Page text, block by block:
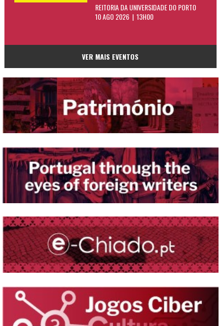
REITORIA DA UNIVERSIDADE DO PORTO
10 AGO 2026 | 13H00
VER MAIS EVENTOS